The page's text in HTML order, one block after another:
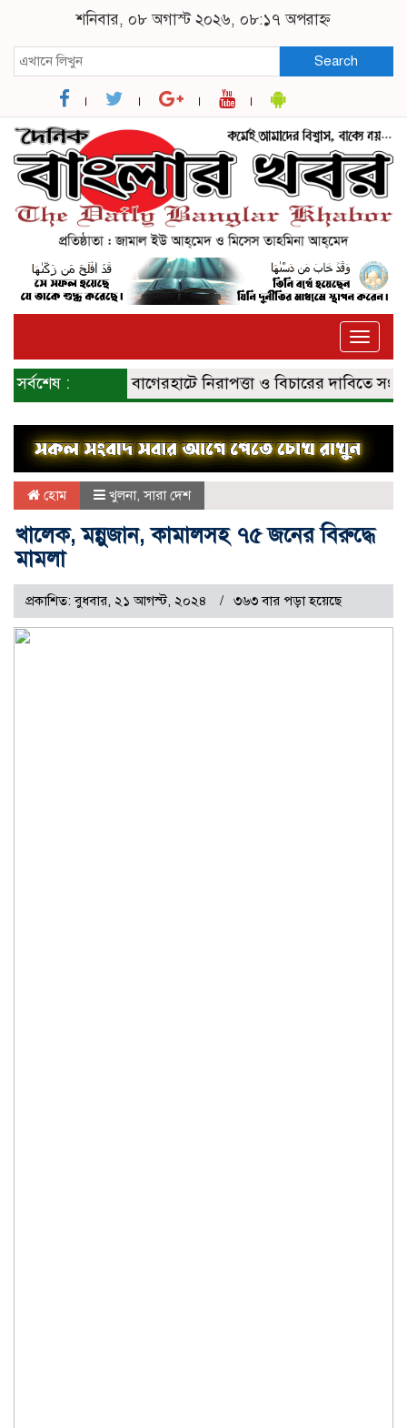
শনিবার, ০৮ অগাস্ট ২০২৬, ০৮:১৭ অপরাহ্ন
Search
Toggle
সর্বশেষ : বাগেরহাটে নিরাপত্তা ও বিচারের দাবিতে সংবাদ
হোম খুলনা,সারা দেশ
খালেক, মন্নুজান, কামালসহ ৭৫ জনের বিরুদ্ধে
মামলা
প্রকাশিত: বুধবার, ২১ আগস্ট, ২০২৪ ৩৬৩ বার পড়া হয়েছে